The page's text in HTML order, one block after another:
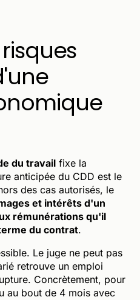
du travail fixe la
anticipée du CDD est le
des cas autorisés, le
et intérêts d'un
rémunérations qu'il
du contrat.
Le juge ne peut pas
retrouve un emploi
Concrètement, pour
au bout de 4 mois avec